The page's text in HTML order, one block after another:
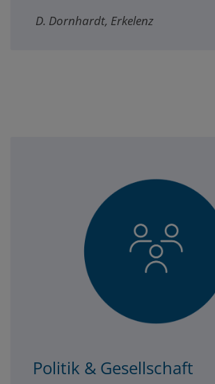
D. Dornhardt, Erkelenz
Wahlmodule
Politik & Gesellschaft